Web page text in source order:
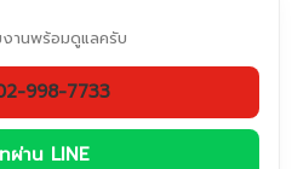
านพร้อมดูแลครับ
998-7733
ผ่าน LINE